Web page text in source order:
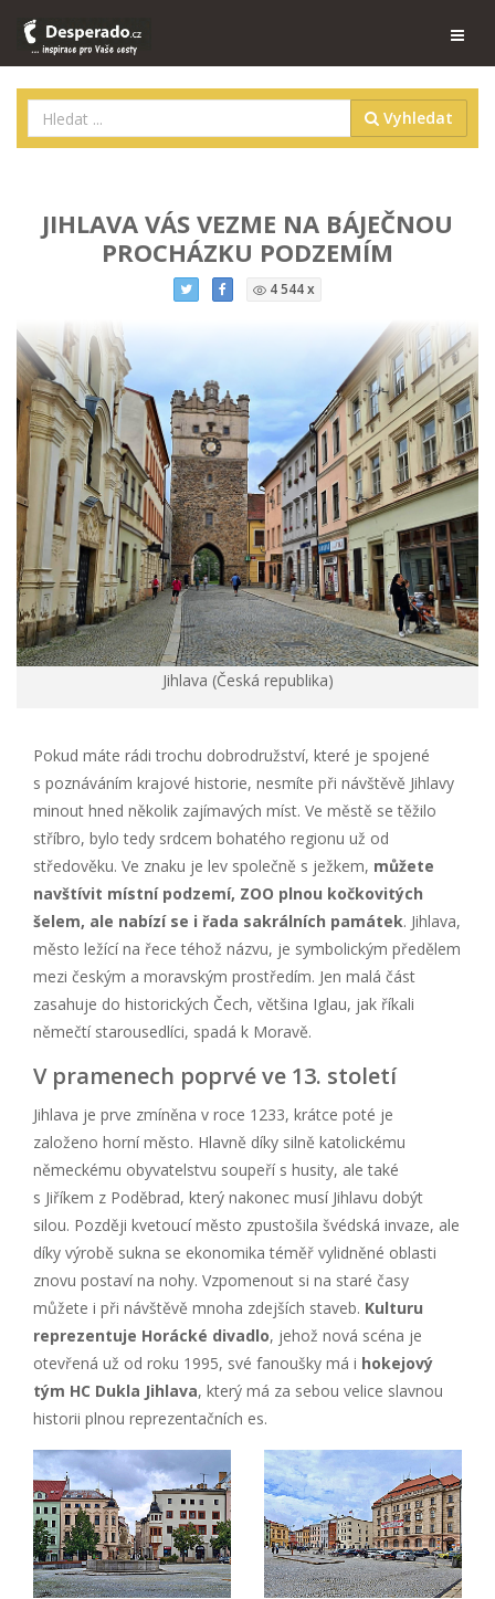
Vyhledat
JIHLAVA VÁS VEZME NA BÁJEČNOU
PROCHÁZKU PODZEMÍM
4 544 x
Jihlava (Česká republika)
Pokud máte rádi trochu dobrodružství, které je spojené
s poznáváním krajové historie, nesmíte při návštěvě Jihlavy
minout hned několik zajímavých míst. Ve městě se těžilo
stříbro, bylo tedy srdcem bohatého regionu už od
středověku. Ve znaku je lev společně s ježkem, můžete
navštívit místní podzemí, ZOO plnou kočkovitých
šelem, ale nabízí se i řada sakrálních památek. Jihlava,
město ležící na řece téhož názvu, je symbolickým předělem
mezi českým a moravským prostředím. Jen malá část
zasahuje do historických Čech, většina Iglau, jak říkali
němečtí starousedlíci, spadá k Moravě.
V pramenech poprvé ve 13. století
Jihlava je prve zmíněna v roce 1233, krátce poté je
založeno horní město. Hlavně díky silně katolickému
německému obyvatelstvu soupeří s husity, ale také
s Jiříkem z Poděbrad, který nakonec musí Jihlavu dobýt
silou. Později kvetoucí město zpustošila švédská invaze, ale
díky výrobě sukna se ekonomika téměř vylidněné oblasti
znovu postaví na nohy. Vzpomenout si na staré časy
můžete i při návštěvě mnoha zdejších staveb. Kulturu
reprezentuje Horácké divadlo, jehož nová scéna je
otevřená už od roku 1995, své fanoušky má i hokejový
tým HC Dukla Jihlava, který má za sebou velice slavnou
historii plnou reprezentačních es.